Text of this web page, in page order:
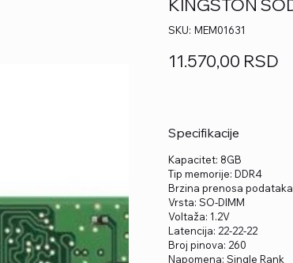
KINGSTON
SKU: SKU
MEM01631
MEM01631
11.570,00 RSD
Specifikacije
Kapacitet: 8GB
Tip memorije: DDR4
Brzina prenosa
Vrsta: SO-DIMM
Voltaža: 1.2V
Latencija: 22-22-22
Broj pinova: 260
Napomena: Single Rank